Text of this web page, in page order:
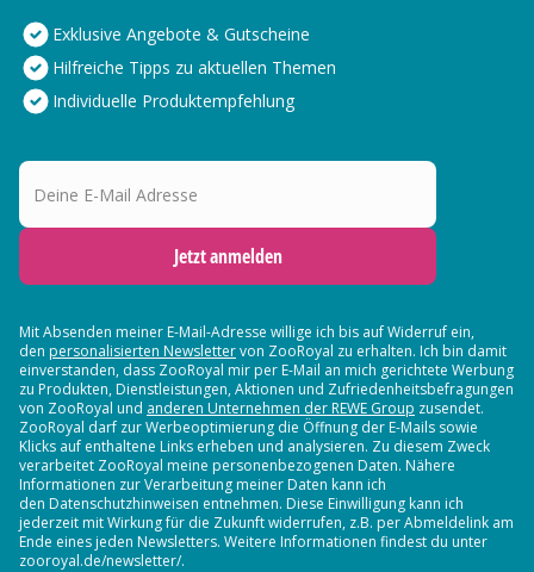
Exklusive Angebote & Gutscheine
Hilfreiche Tipps zu aktuellen Themen
Individuelle Produktempfehlung
Deine E-Mail Adresse
Jetzt anmelden
Mit Absenden meiner E-Mail-Adresse willige ich bis auf Widerruf ein,
den personalisierten Newslettervon ZooRoyal zu erhalten. Ich bin damit
einverstanden, dass ZooRoyal mir per E-Mail an mich gerichtete Werbung
zu Produkten, Dienstleistungen, Aktionen und Zufriedenheitsbefragungen
von ZooRoyal und anderen Unternehmen der REWE Group zusendet.
ZooRoyal darf zur Werbeoptimierung die Öffnung der E-Mails sowie
Klicks auf enthaltene Links erheben und analysieren. Zu diesem Zweck
verarbeitet ZooRoyal meine personenbezogenen Daten. Nähere
Informationen zur Verarbeitung meiner Daten kann ich
den Datenschutzhinweisen entnehmen. Diese Einwilligung kann ich
jederzeit mit Wirkung für die Zukunft widerrufen, z.B. per Abmeldelink am
Ende eines jeden Newsletters. Weitere Informationen findest du unter
zooroyal.de/newsletter/.